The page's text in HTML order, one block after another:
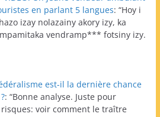
en parlant 5 langues: “Hoy i
izay nolazainy akory izy, ka
vendramp*** fotsiny izy.
est-il la dernière chance
: “Bonne analyse. Juste pour
voir comment le traître